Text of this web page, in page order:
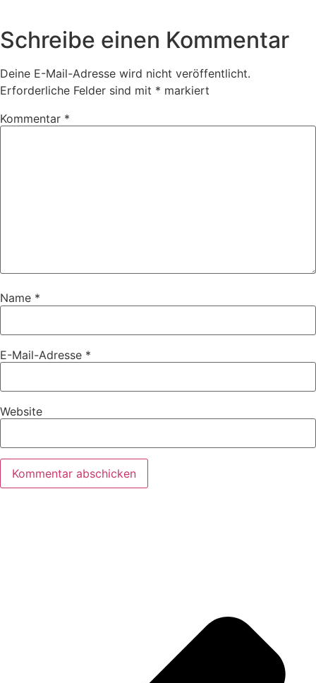
Schreibe einen Kommentar
Deine E-Mail-Adresse wird nicht veröffentlicht.
Erforderliche Felder sind mit * markiert
Kommentar *
Name *
E-Mail-Adresse *
Website